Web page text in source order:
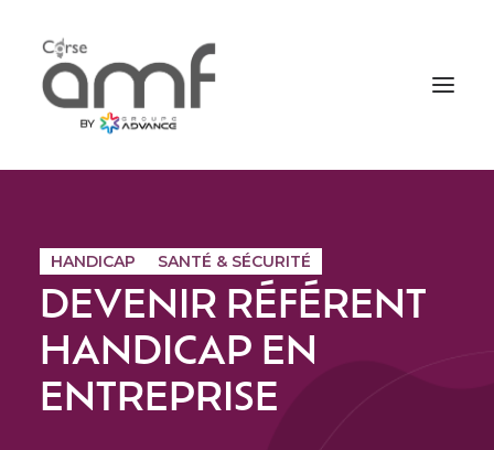
AGENDA
A PROPOS D’AMF
HANDICAP SANTÉ & SÉCURITÉ
DEVENIR RÉFÉRENT
HANDICAP EN
ENTREPRISE